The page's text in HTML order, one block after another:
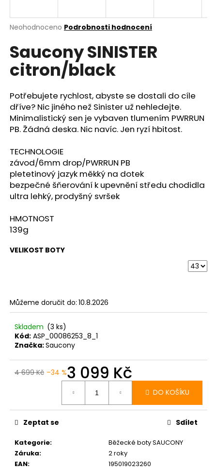
Průměrné
produktu
je
z
hvězdiček.
Neohodnoceno Podrobnosti hodnocení
Saucony SINISTER
citron/black
Potřebujete rychlost, abyste se dostali do cíle
dříve? Nic jiného než Sinister už nehledejte.
Minimalistický sen je vybaven tlumením PWRRUN
PB. Žádná deska. Nic navíc. Jen ryzí hbitost.
TECHNOLOGIE
závod/6mm drop/PWRRUN PB
pletetinový jazyk měkký na dotek
bezpečné šňerování k upevnění středu chodidla
ultra lehký, prodyšný svršek
HMOTNOST
139g
VELIKOST BOTY
Můžeme doručit do: 10.8.2026
Skladem (3 ks)
Kód: ASP_00086253_8_1
Značka:Saucony
4 699 Kč –34 %3 099 Kč
DO KOŠÍKU
Kategorie:
Běžecké boty SAUCONY
Záruka:
2 roky
EAN:
195019023260
Zeptat se Sdílet
j
t
?
HLEDAT
D
o
p
o
r
č
u
e
BOTY
PRO
ORANŽOVÁ
156
Kč